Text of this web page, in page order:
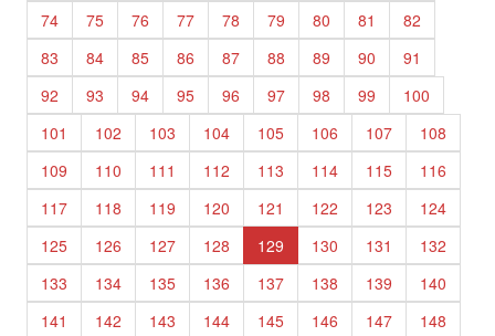
74
75 76 77 78 79 80 81
82
83
84 85 86 87 88 89 90
91
92
93 94 95 96 97 98 99
100
101
102 103 104 105 106 107
108
109
110 111 112 113 114 115
116
117
118 119 120 121 122 123
124
125
126 127 128 129 130 131
132
133
134 135 136 137 138 139
140
141
142 143 144 145 146 147 148